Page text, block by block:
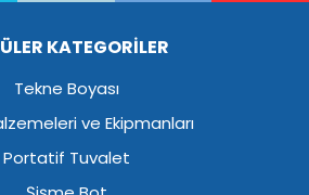
KATEGORİLER
Tekne Boyası
ve Ekipmanları
Portatif Tuvalet